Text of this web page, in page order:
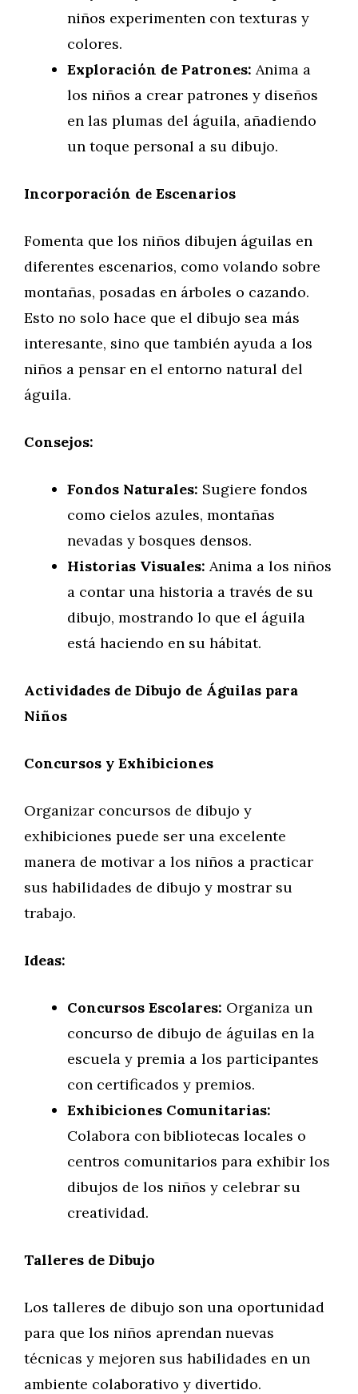
niños experimenten con texturas y
colores.
Exploración de Patrones: Anima a
los niños a crear patrones y diseños
en las plumas del águila, añadiendo
un toque personal a su dibujo.
Incorporación de Escenarios
Fomenta que los niños dibujen águilas en
diferentes escenarios, como volando sobre
montañas, posadas en árboles o cazando.
Esto no solo hace que el dibujo sea más
interesante, sino que también ayuda a los
niños a pensar en el entorno natural del
águila.
Consejos:
Fondos Naturales: Sugiere fondos
como cielos azules, montañas
nevadas y bosques densos.
Historias Visuales: Anima a los niños
a contar una historia a través de su
dibujo, mostrando lo que el águila
está haciendo en su hábitat.
Actividades de Dibujo de Águilas para
Niños
Concursos y Exhibiciones
Organizar concursos de dibujo y
exhibiciones puede ser una excelente
manera de motivar a los niños a practicar
sus habilidades de dibujo y mostrar su
trabajo.
Ideas:
Concursos Escolares: Organiza un
concurso de dibujo de águilas en la
escuela y premia a los participantes
con certificados y premios.
Exhibiciones Comunitarias:
Colabora con bibliotecas locales o
centros comunitarios para exhibir los
dibujos de los niños y celebrar su
creatividad.
Talleres de Dibujo
Los talleres de dibujo son una oportunidad
para que los niños aprendan nuevas
técnicas y mejoren sus habilidades en un
ambiente colaborativo y divertido.